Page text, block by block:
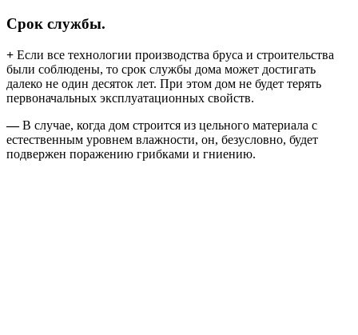
Срок службы.
+ Если все технологии производства бруса и строительства
были соблюдены, то срок службы дома может достигать
далеко не один десяток лет. При этом дом не будет терять
первоначальных эксплуатационных свойств.
—В случае, когда дом строится из цельного материала с
естественным уровнем влажности, он, безусловно, будет
подвержен поражению грибками и гниению.